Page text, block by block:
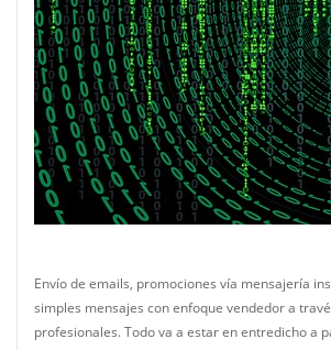
Envío de emails, promociones vía mensajería
simples mensajes con enfoque vendedor a
profesionales. Todo va a estar en entredicho a